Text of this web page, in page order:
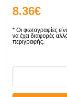
8.36€
Ψυγειου